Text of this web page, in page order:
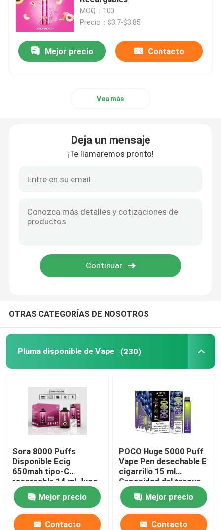
OEM Vape
Vape enrrollado
Barra del soplo mini
Mary Vape perdida
Los E.E.U.U. Vape
Pluma elegante de Vape
VAINA Vape disponible
MOQ：100
Precio：$3.7-$3.85
Mejor precio Contacto
Vea más
Deja un mensaje
¡Te llamaremos pronto!
OTRAS CATEGORÍAS DE NOSOTROS
Pluma disponible de Vape (230)
Sora 8000 Puffs
Disponible Ecig
650mah tipo-C
recargable 14 ml Jugo
precargado
Mejor precio
Contacto
POCO Huge 5000 Puff
Vape Pen desechable E
cigarrillo 15 ml
Capacidad del tanque
Mejor precio
Contacto